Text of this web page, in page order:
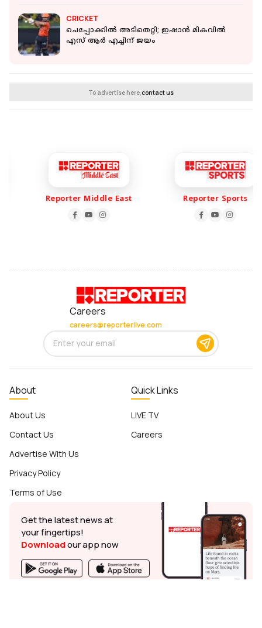
CRICKET
ചെപ്പോക്കിൽ അടിതെറ്റി; ഇഷാൻ മികവിൽ
എസ് ആർ എച്ചിന് ജയം
To advertise here,contact us
Reporter Middle East Reporter Sports
Careers
careers@reporterlive.com
About
About Us
Contact Us
Advertise With Us
Privacy Policy
Terms of Use
Quick Links
LIVE TV
Careers
Get the latest news at
your fingertips!
Downloadour app now